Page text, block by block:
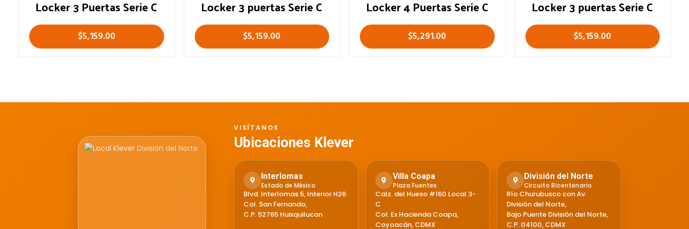
Locker 3 Puertas Serie C
$5,159.00
Locker 3 puertas Serie C
$5,159.00
Locker 4 Puertas Serie C
$5,291.00
Locker 3 puertas Serie C
$5,159.00
VISÍTANOS
Ubicaciones Klever
Interlomas
Estado de México
Blvd. Interlomas 5, Interior H26
Col. San Fernando,
C.P. 52765 Huixquilucan
Villa Coapa
Plaza Fuentes
Calz. del Hueso #160 Local 3-
C
Col. Ex Hacienda Coapa,
Coyoacán, CDMX
División del Norte
Circuito Bicentenario
Río Churubusco con Av.
División del Norte,
Bajo Puente División del Norte,
C.P. 04100, CDMX